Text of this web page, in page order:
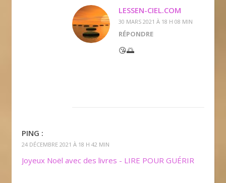
LESSEN-CIEL.COM
30 MARS 2021 À 18 H 08 MIN
RÉPONDRE
😘🌅
PING :
24 DÉCEMBRE 2021 À 18 H 42 MIN
Joyeux Noël avec des livres - LIRE POUR GUÉRIR